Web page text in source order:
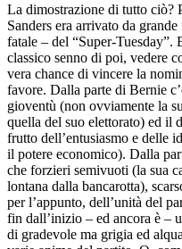
La dimostrazione di tutto ciò?
Sanders era arrivato da
fatale – del “Super-Tuesday”.
classico senno di poi, vedere
vera chance di vincere la
favore. Dalla parte di Bernie
gioventù (non ovviamente la
quella del suo elettorato) ed il
frutto dell’entusiasmo e delle
il potere economico). Dalla
che forzieri semivuoti (la sua
lontana dalla bancarotta),
per l’appunto, dell’unità del
fin dall’inizio – ed ancora è –
di gradevole ma grigia ed